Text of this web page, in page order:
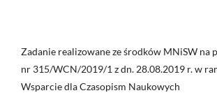
Zadanie realizowane ze środków MNiSW na
nr 315/WCN/2019/1 z dn. 28.08.2019 r. w
Wsparcie dla Czasopism Naukowych